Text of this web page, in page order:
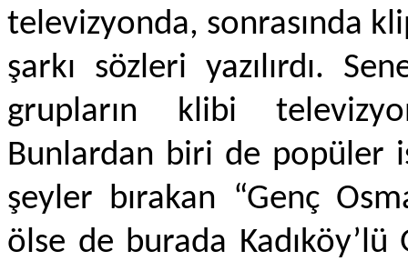
televizyonda, sonrasında
şarkı sözleri yazılırdı.
grupların klibi
Bunlardan biri de popüler
şeyler bırakan “Genç
ölse de burada Kadıköy’lü